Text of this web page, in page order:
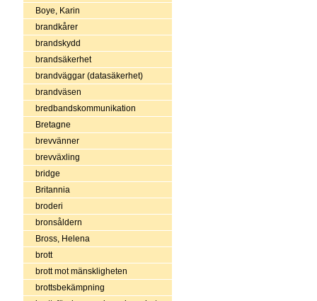
Boye, Karin
brandkårer
brandskydd
brandsäkerhet
brandväggar (datasäkerhet)
brandväsen
bredbandskommunikation
Bretagne
brevvänner
brevväxling
bridge
Britannia
broderi
bronsåldern
Bross, Helena
brott
brott mot mänskligheten
brottsbekämpning